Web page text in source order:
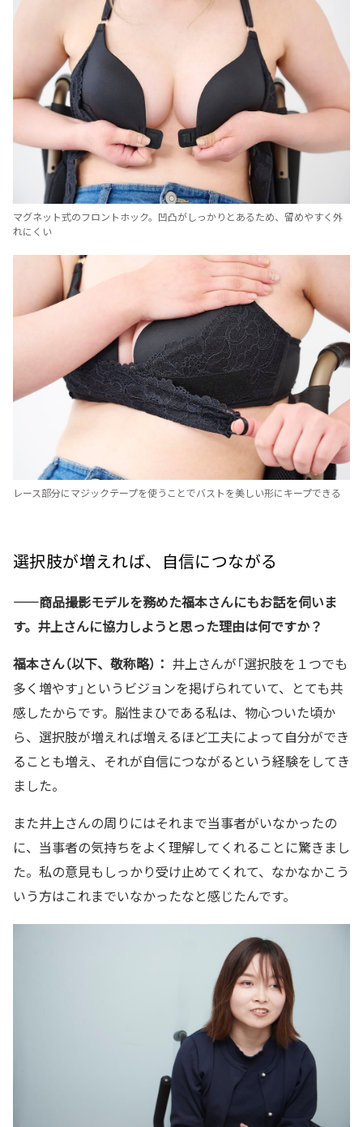
マグネット式のフロントホック。凹凸がしっかりとあるため、留めやすく外
れにくい
レース部分にマジックテープを使うことでバストを美しい形にキープできる
選択肢が増えれば、自信につながる
——商品撮影モデルを務めた福本さんにもお話を伺いま
す。井上さんに協力しようと思った理由は何ですか？
福本さん（以下、敬称略）： 井上さんが「選択肢を１つでも
多く増やす」というビジョンを掲げられていて、とても共
感したからです。脳性まひである私は、物心ついた頃か
ら、選択肢が増えれば増えるほど工夫によって自分ができ
ることも増え、それが自信につながるという経験をしてき
ました。
また井上さんの周りにはそれまで当事者がいなかったの
に、当事者の気持ちをよく理解してくれることに驚きまし
た。私の意見もしっかり受け止めてくれて、なかなかこう
いう方はこれまでいなかったなと感じたんです。